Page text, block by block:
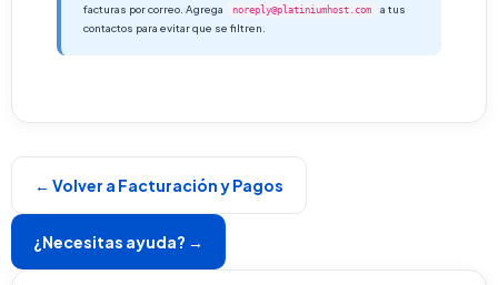
facturas por correo. Agrega
noreply@platiniumhost.com
a tus
contactos para evitar que se filtren.
← Volver a Facturación y Pagos
¿Necesitas ayuda? →